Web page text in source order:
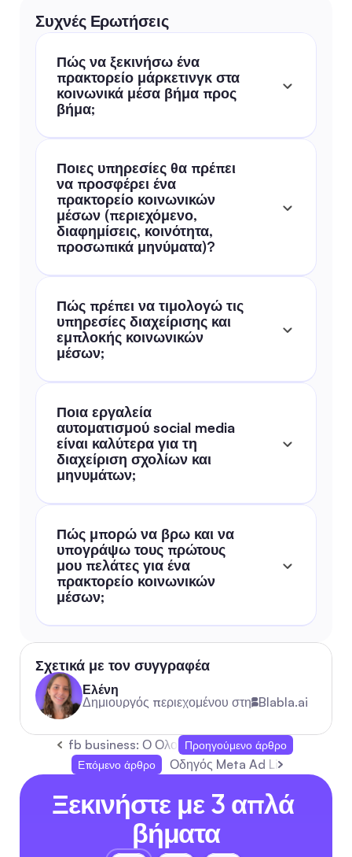
Συχνές Ερωτήσεις
Πώς να ξεκινήσω ένα
πρακτορείο μάρκετινγκ στα
κοινωνικά μέσα βήμα προς
βήμα;
Ποιες υπηρεσίες θα πρέπει
να προσφέρει ένα
πρακτορείο κοινωνικών
μέσων (περιεχόμενο,
διαφημίσεις, κοινότητα,
προσωπικά μηνύματα)?
Πώς πρέπει να τιμολογώ τις
υπηρεσίες διαχείρισης και
εμπλοκής κοινωνικών
μέσων;
Ποια εργαλεία
αυτοματισμού social media
είναι καλύτερα για τη
διαχείριση σχολίων και
μηνυμάτων;
Πώς μπορώ να βρω και να
υπογράψω τους πρώτους
μου πελάτες για ένα
πρακτορείο κοινωνικών
μέσων;
Σχετικά με τον συγγραφέα
Ελένη
Δημιουργός περιεχομένου στη Blabla.ai
fb business: Ο Ολοκληρωμένος Οδηγός
Προηγούμενο άρθρο
Επόμενο άρθρο
Οδηγός Meta Ad Library: 2026
Ξεκινήστε με 3 απλά
βήματα